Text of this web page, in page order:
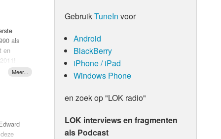
door
en De
als
en
GebruikTuneIn voor
Android
BlackBerry
iPhone / iPad
Windows Phone
en zoek op "LOK radio"
LOK interviews en fragmenten
als Podcast